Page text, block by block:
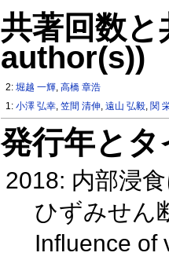
共著回数
author(s))
2:堀越 一輝,高橋 章浩
1:小澤 弘幸,笠間 清伸,遠山 弘毅, 関
発行年と
2018: 内部浸
ひずみせん
Influence of